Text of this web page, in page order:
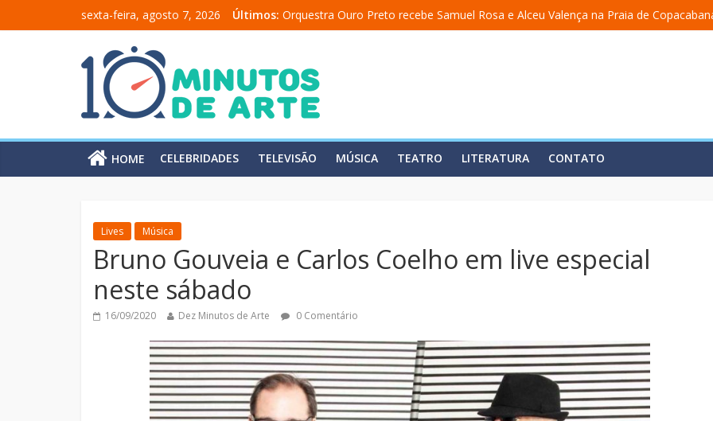
sexta-feira, agosto 7, 2026 Últimos: Orquestra Ouro Preto recebe Samuel Rosa e Alceu Valença na Praia de
“Comunicado a uma academia” ganha nova temporada na Fundição Progresso
Mônica Salmaso lança álbum em homenagem a Elizeth Cardoso
Carolina Chalita estreia o solo “Eu matei a Sherazade – Confissões De Uma Árabe
HOME CELEBRIDADES TELEVISÃO MÚSICA TEATRO LITERATURA CONTATO
Lives Música
Bruno Gouveia e Carlos Coelho em live especial
neste sábado
16/09/2020 Dez Minutos de Arte 0 Comentário